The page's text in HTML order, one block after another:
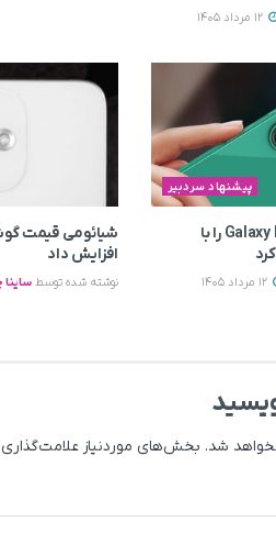
پیشنهاد سردبیر
سامسونگ گوشی Galaxy F70 Pro را با
شیائومی قیمت
افزایش داد
نوشته شده توسط
شد. بخش‌های موردنیاز